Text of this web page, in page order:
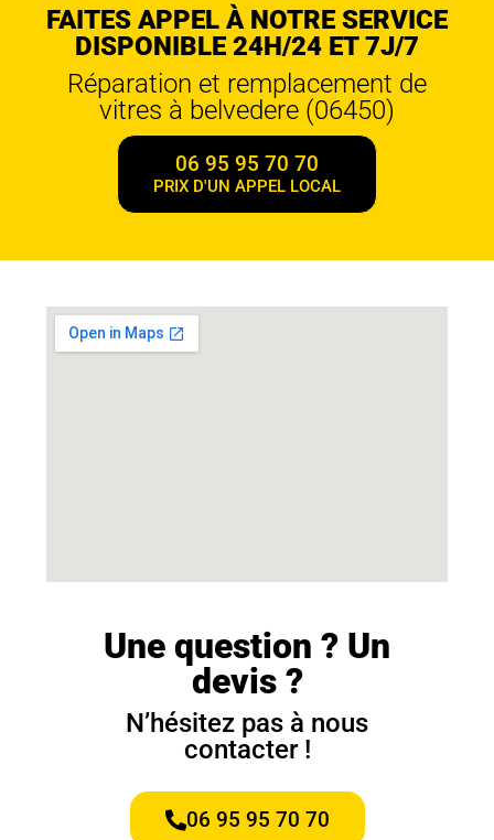
FAITES APPEL À NOTRE SERVICE
DISPONIBLE 24H/24 ET 7J/7
Réparation et remplacement de
vitres à belvedere (06450)
06 95 95 70 70
PRIX D'UN APPEL LOCAL
Une question ? Un
devis ?
N’hésitez pas à nous
contacter !
06 95 95 70 70